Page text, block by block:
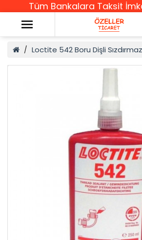
Tüm Bankalara Taksit
Loctite 542 Boru Dişli